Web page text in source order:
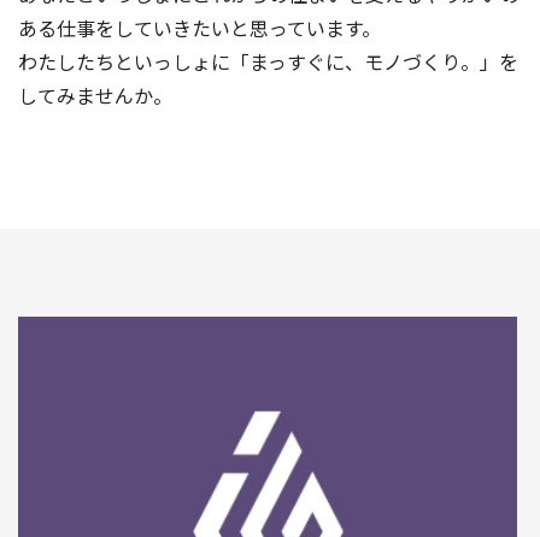
ある仕事をしていきたいと思っています。
わたしたちといっしょに「まっすぐに、モノづくり。」を
してみませんか。